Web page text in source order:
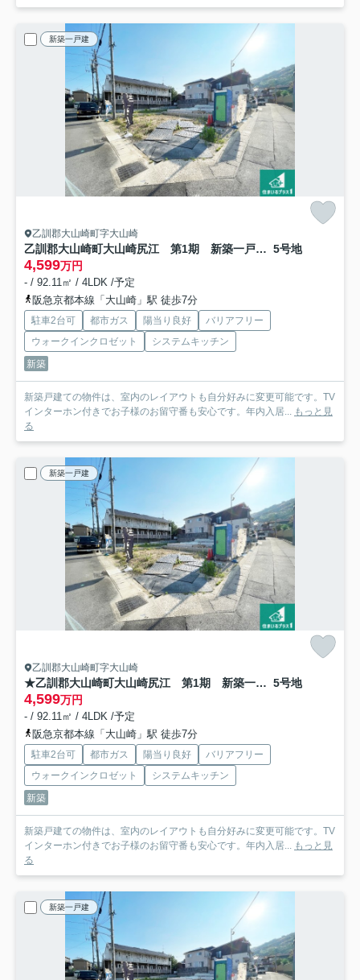
新築一戸建
乙訓郡大山崎町字大山崎
乙訓郡大山崎町大山崎尻江 第1期 新築一戸建て 5号地
4,599万円
- / 92.11㎡ / 4LDK /予定
阪急京都本線「大山崎」駅 徒歩7分
駐車2台可 都市ガス 陽当り良好
バリアフリー
ウォークインクロゼット
システムキッチン
新築
新築戸建ての物件は、室内のレイアウトも自分好みに変更可能です。TV
インターホン付きでお子様のお留守番も安心です。年内入居... もっと見
る
新築一戸建
乙訓郡大山崎町字大山崎
★乙訓郡大山崎町大山崎尻江 第1期 新築一戸建て 5号地
4,599万円
- / 92.11㎡ / 4LDK /予定
阪急京都本線「大山崎」駅 徒歩7分
駐車2台可 都市ガス 陽当り良好
バリアフリー
ウォークインクロゼット
システムキッチン
新築
新築戸建ての物件は、室内のレイアウトも自分好みに変更可能です。TV
インターホン付きでお子様のお留守番も安心です。年内入居... もっと見
る
新築一戸建